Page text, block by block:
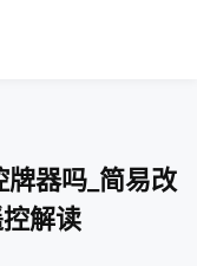
器吗_简易改
解读